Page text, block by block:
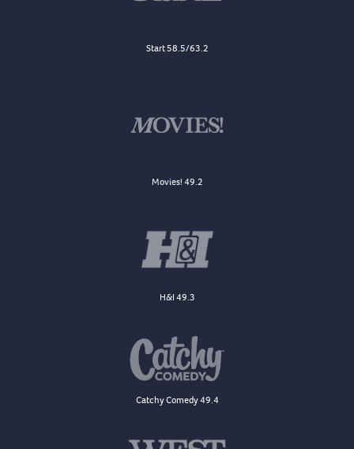
Start 58.5/63.2
Movies! 49.2
H&I 49.3
Catchy Comedy 49.4